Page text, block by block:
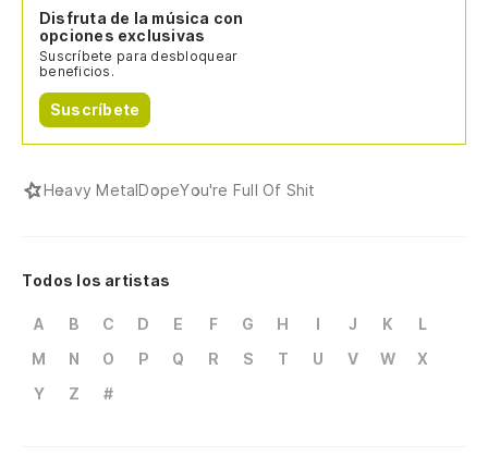
Disfruta de la música con
opciones exclusivas
Suscríbete para desbloquear
beneficios.
Suscríbete
Heavy MetalDopeYou're Full Of Shit
Todos los artistas
A B C D E F G H I J K
L
M
N O P Q R S T U V W
X
Y
Z #